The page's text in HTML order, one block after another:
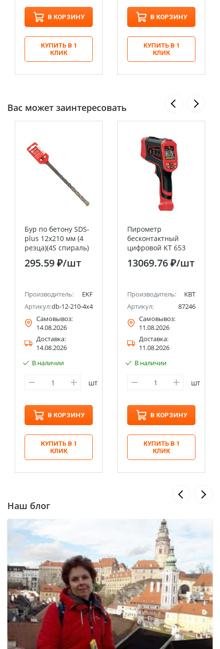
В КОРЗИНУ
КУПИТЬ В 1
КЛИК
В КОРЗИНУ
КУПИТЬ В 1
КЛИК
Вас может заинтересовать
Бур по бетону SDS-
plus 12х210 мм (4
резца)(4S спираль)
EKF Expert
295.59 ₽/шт
Производитель:
EKF
Артикул:db-12-210-4x4
Самовывоз:
14.08.2026
Доставка:
14.08.2026
В наличии
шт
В КОРЗИНУ
КУПИТЬ В 1
КЛИК
Пирометр
бесконтактный
цифровой KT 653
серия PROLINE КВТ
13069.76 ₽/шт
Производитель:
КВТ
Артикул:
87246
Самовывоз:
11.08.2026
Доставка:
11.08.2026
В наличии
шт
В КОРЗИНУ
КУПИТЬ В 1
КЛИК
Наш блог